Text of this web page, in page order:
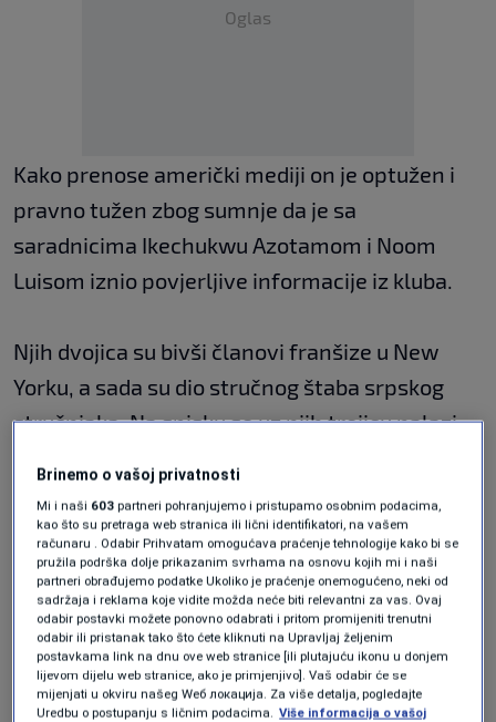
Oglas
Kako prenose američki mediji on je optužen i
pravno tužen zbog sumnje da je sa
saradnicima Ikechukwu Azotamom i Noom
Luisom iznio povjerljive informacije iz kluba.
Njih dvojica su bivši članovi franšize u New
Yorku, a sada su dio stručnog štaba srpskog
stručnjaka. Na spisku se uz njih trojicu nalazi
Azotam je navodno iznio na hiljade fascikli.
„Riječ je o veoma povjerljivim dokumentima,
radi se o izvještajima iz igre, statističkoj knjizi
iz prošle godine, skauting snimcima, ali i
ostale stvari. U Knicksima smatraju da je to
Brinemo o vašoj privatnosti
Mi i naši 603 partneri pohranjujemo i pristupamo osobnim podacima,
kao što su pretraga web stranica ili lični identifikatori, na vašem
računaru . Odabir Prihvatam omogućava praćenje tehnologije kako bi se
pružila podrška dolje prikazanim svrhama na osnovu kojih mi i naši
partneri obrađujemo podatke Ukoliko je praćenje onemogućeno, neki od
sadržaja i reklama koje vidite možda neće biti relevantni za vas. Ovaj
odabir postavki možete ponovno odabrati i pritom promijeniti trenutni
odabir ili pristanak tako što ćete kliknuti na Upravljaj željenim
postavkama link na dnu ove web stranice [ili plutajuću ikonu u donjem
lijevom dijelu web stranice, ako je primjenjivo]. Vaš odabir će se
mijenjati u okviru našeg Wеб локација. Za više detalja, pogledajte
Uredbu o postupanju s ličnim podacima. Više informacija o vašoj